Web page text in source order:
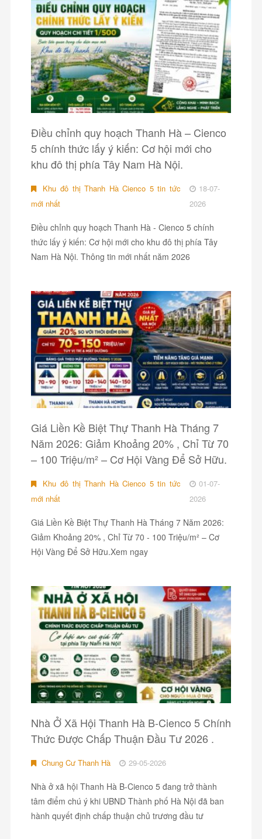
Điều chỉnh quy hoạch Thanh Hà – Cienco
5 chính thức lấy ý kiến: Cơ hội mới cho
khu đô thị phía Tây Nam Hà Nội.
Khu đô thị Thanh Hà Cienco 5 tin tức
mới nhất
18-07-
2026
Điều chỉnh quy hoạch Thanh Hà - Cienco 5 chính
thức lấy ý kiến: Cơ hội mới cho khu đô thị phía Tây
Nam Hà Nội. Thông tin mới nhất năm 2026
Giá Liền Kề Biệt Thự Thanh Hà Tháng 7
Năm 2026: Giảm Khoảng 20% , Chỉ Từ 70
– 100 Triệu/m² – Cơ Hội Vàng Để Sở Hữu.
Khu đô thị Thanh Hà Cienco 5 tin tức
mới nhất
01-07-
2026
Giá Liền Kề Biệt Thự Thanh Hà Tháng 7 Năm 2026:
Giảm Khoảng 20% , Chỉ Từ 70 - 100 Triệu/m² – Cơ
Hội Vàng Để Sở Hữu.Xem ngay
Nhà Ở Xã Hội Thanh Hà B-Cienco 5 Chính
Thức Được Chấp Thuận Đầu Tư 2026 .
Chung Cư Thanh Hà 29-05-2026
Nhà ở xã hội Thanh Hà B-Cienco 5 đang trở thành
tâm điểm chú ý khi UBND Thành phố Hà Nội đã ban
hành quyết định chấp thuận chủ trương đầu tư